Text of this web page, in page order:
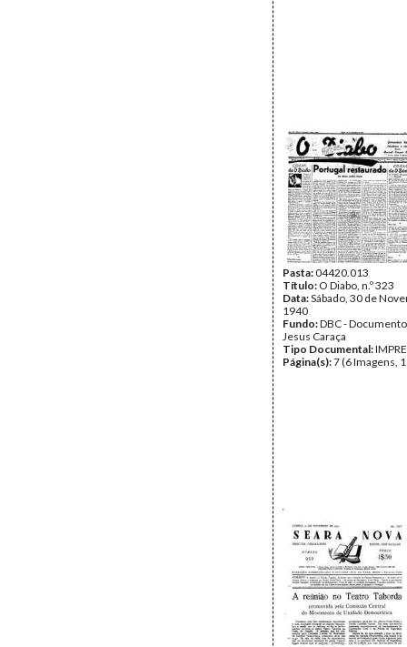
Pasta:04420.013
Título: O Diabo, n.º 323
Data:Sábado, 30 de
1940
Fundo:DBC -
Jesus Caraça
Tipo Documental:
Página(s):7 (6 Imagens,